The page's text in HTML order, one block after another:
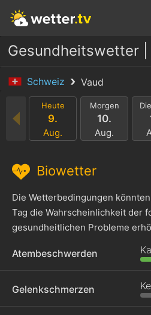
Schweiz Vaud
Heute
9.
Aug.
Morgen
10.
Aug.
Biowetter
Die Wetterbedingungen
Tag die Wahrscheinlichkeit der
gesundheitlichen Probleme
Atembeschwerden
Gelenkschmerzen